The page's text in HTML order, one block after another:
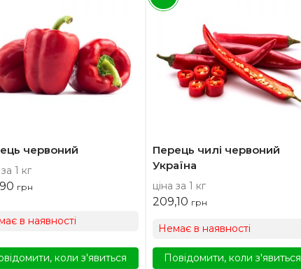
червоний
1 кг
грн
в наявності
коли з'явиться
Перець чилі червоний
Україна
ціна за 1 кг
209,10 грн
Немає в наявності
Повідомити, коли з'явиться